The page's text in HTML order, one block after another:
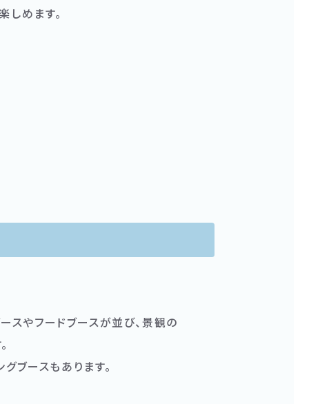
しめます。
スやフードブースが並び、景観の
ブースもあります。